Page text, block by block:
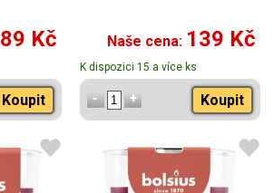
89 Kč
Koupit
Naše cena: 139 Kč
K dispozici 15 a více ks
Koupit